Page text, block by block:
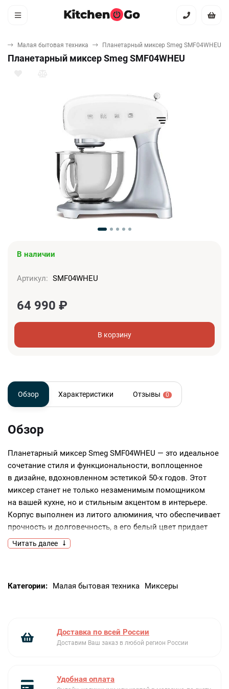
Малая бытовая техника Планетарный миксер Smeg SMF04WHEU
Планетарный миксер Smeg SMF04WHEU
В наличии
Артикул: SMF04WHEU
64 990 ₽
В корзину
Обзор Характеристики Отзывы 0
Обзор
Планетарный миксер Smeg SMF04WHEU — это идеальное
сочетание стиля и функциональности, воплощенное
в дизайне, вдохновленном эстетикой 50-х годов. Этот
миксер станет не только незаменимым помощником
на вашей кухне, но и стильным акцентом в интерьере.
Корпус выполнен из литого алюминия, что обеспечивает
прочность и долговечность, а его белый цвет придает
элегантность и универсальность, позволяя гармонично
вписаться в любую кухонную обстановку.Прибор
ее устойчивой к царапинам и легкой в уходе.
Вы можете выбрать одну из десяти скоростей, чтобы
фронтальный порт для крепления аксессуаров, что
значительно расширяет функциональные возможности.
Читать далее
Категории: Малая бытовая техника Миксеры
Доставка по всей России
Доставим Ваш заказ в любой регион России
Удобная оплата